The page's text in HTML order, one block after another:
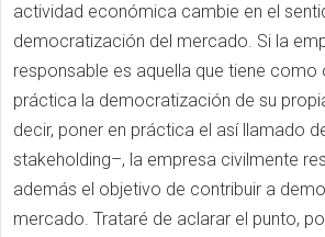
actividad económica cambie en el
democratización del mercado. Si la
responsable es aquella que tiene como
práctica la democratización de su
decir, poner en práctica el así llamado
stakeholding–, la empresa civilmente
además el objetivo de contribuir a
mercado. Trataré de aclarar el punto,